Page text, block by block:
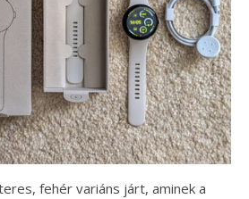
fehér variáns járt, aminek a